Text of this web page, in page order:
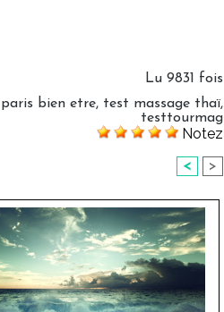
Lu 9831 fois
paris bien etre, test massage thaï,
testtourmag
Notez
< >